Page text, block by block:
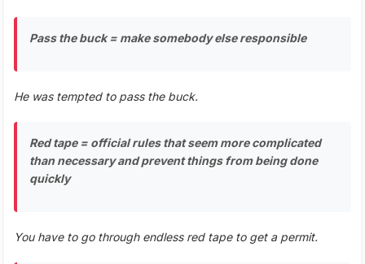
Pass the buck = make somebody else responsible
He was tempted to pass the buck.
Red tape = official rules that seem more complicated
than necessary and prevent things from being done
quickly
You have to go through endless red tape to get a permit.